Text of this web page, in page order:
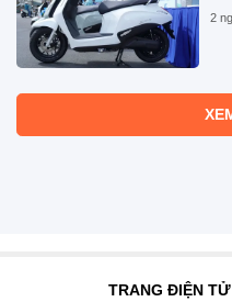
2
TRANG ĐIỆN